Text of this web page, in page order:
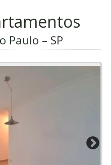
Paulo – SP